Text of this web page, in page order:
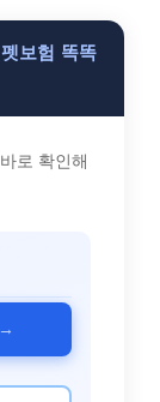
보험 똑똑
로 확인해
→